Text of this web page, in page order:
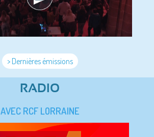
> Dernières émissions
RADIO
AVEC RCF LORRAINE